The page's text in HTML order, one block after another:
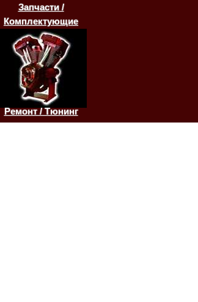
Запчасти /
Комплектующие
Ремонт / Тюнинг